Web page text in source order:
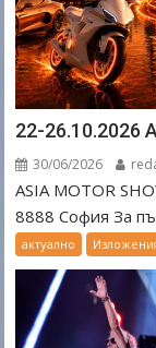
22-26.10.2026
30/06/2026
ASIA MOTOR
8888 София За
актуално